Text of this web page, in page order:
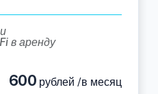
в аренду
600 рублей /в месяц